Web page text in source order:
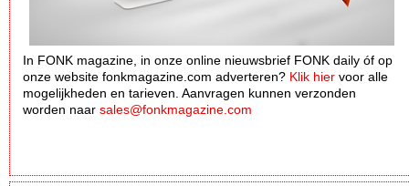
In FONK magazine, in onze online nieuwsbrief FONK daily óf op
onze website fonkmagazine.com adverteren? Klik hier voor alle
mogelijkheden en tarieven. Aanvragen kunnen verzonden
worden naar sales@fonkmagazine.com